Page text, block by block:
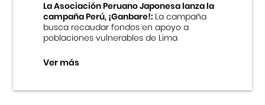
Teatro Peruano Japonés
La Asociación Peruano Japonesa lanza la
campaña Perú, ¡Ganbare!:La campaña
busca recaudar fondos en apoyo a
poblaciones vulnerables de Lima
Ver más